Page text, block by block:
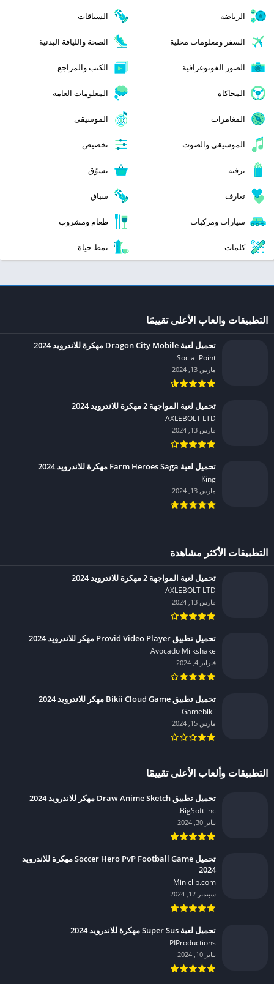
الرياضة السباقات
السفر ومعلومات محلية الصحة واللياقة البدنية
الصور الفوتوغرافية الكتب والمراجع
المحاكاة المعلومات العامة
المغامرات الموسيقى
الموسيقى والصوت تخصيص
ترفيه تسوّق
تعارف سباق
سيارات ومركبات طعام ومشروب
كلمات نمط حياة
التطبيقات والعاب الأعلى تقييمًا
تحميل لعبة Dragon City Mobile مهكرة للاندرويد 2024
Social Point‏
مارس 13, 2024
تحميل لعبة المواجهة 2 مهكرة للاندرويد 2024
AXLEBOLT LTD‏
مارس 13, 2024
تحميل لعبة Farm Heroes Saga مهكرة للاندرويد 2024
King‏
مارس 13, 2024
التطبيقات الأكثر مشاهدة
تحميل لعبة المواجهة 2 مهكرة للاندرويد 2024
AXLEBOLT LTD‏
مارس 13, 2024
تحميل تطبيق Provid Video Player مهكر للاندرويد 2024
Avocado Milkshake‏
فبراير 4, 2024
تحميل تطبيق Bikii Cloud Game مهكر للاندرويد 2024
Gamebikii‏
مارس 15, 2024
التطبيقات وألعاب الأعلى تقييمًا
تحميل تطبيق Draw Anime Sketch مهكر للاندرويد 2024
BigSoft inc.‏
يناير 30, 2024
تحميل Soccer Hero PvP Football Game مهكرة للاندرويد
2024
Miniclip.com‏
سبتمبر 12, 2024
تحميل لعبة Super Sus مهكرة للاندرويد 2024
PIProductions‏
يناير 10, 2024